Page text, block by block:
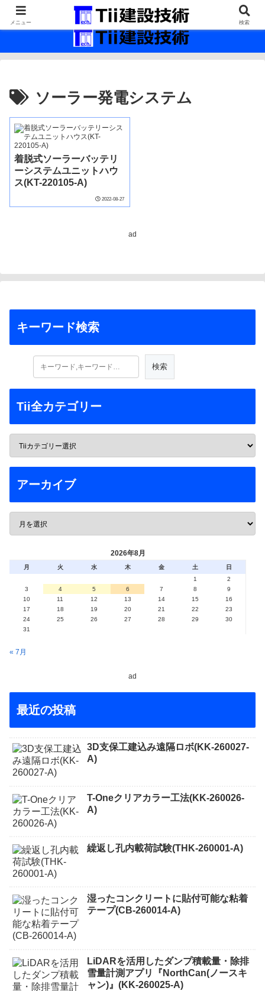
最新の建設技術の情報インフラ。
ソーラー発電システム
着脱式ソーラーバッテリ
ーシステムユニットハウ
ス(KT-220105-A)
2022-08-27
ad
キーワード検索
Tii全カテゴリー
アーカイブ
2026年8月
月 火 水 木 金 土
日
1
2
3
4 5 6 7 8
9
10
11 12 13 14 15
16
17
18 19 20 21 22
23
24
25 26 27 28 29
30
31
« 7月
ad
最近の投稿
3D支保工建込み遠隔ロボ(KK-260027-
A)
T-Oneクリアカラー工法(KK-260026-
A)
繰返し孔内載荷試験(THK-260001-A)
湿ったコンクリートに貼付可能な粘着
テープ(CB-260014-A)
LiDARを活用したダンプ積載量・除排
雪量計測アプリ『NorthCan(ノースキ
ャン)』(KK-260025-A)
メニュー 検索